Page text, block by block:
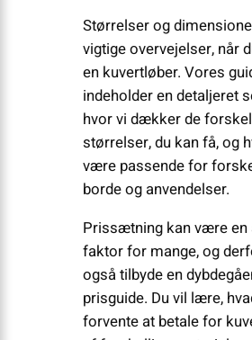
Størrelser og
vigtige overvejelser, når
en kuvertløber. Vores
indeholder en detaljeret
hvor vi dækker de
størrelser, du kan få, og
være passende for
borde og anvendelser.
Prissætning kan være en
faktor for mange, og
også tilbyde en
prisguide. Du vil lære,
forvente at betale for